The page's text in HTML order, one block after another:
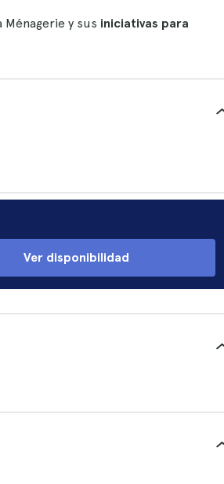
y sus iniciativas para
Ver disponibilidad